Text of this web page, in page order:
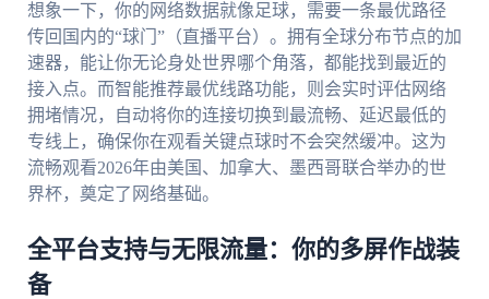
想象一下，你的网络数据就像足球，需要一条最优路径
传回国内的“球门”（直播平台）。拥有全球分布节点的加
速器，能让你无论身处世界哪个角落，都能找到最近的
接入点。而智能推荐最优线路功能，则会实时评估网络
拥堵情况，自动将你的连接切换到最流畅、延迟最低的
专线上，确保你在观看关键点球时不会突然缓冲。这为
流畅观看2026年由美国、加拿大、墨西哥联合举办的世
界杯，奠定了网络基础。
全平台支持与无限流量：你的多屏作战装
备